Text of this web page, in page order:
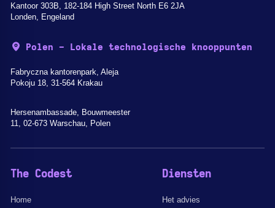
Kantoor 303B, 182-184 High Street North E6 2JA
Londen, Engeland
Polen - Lokale technologische knooppunten
Fabryczna kantorenpark, Aleja
Pokoju 18, 31-564 Krakau
Hersenambassade, Bouwmeester
11, 02-673 Warschau, Polen
The Codest
Home
Diensten
Het advies